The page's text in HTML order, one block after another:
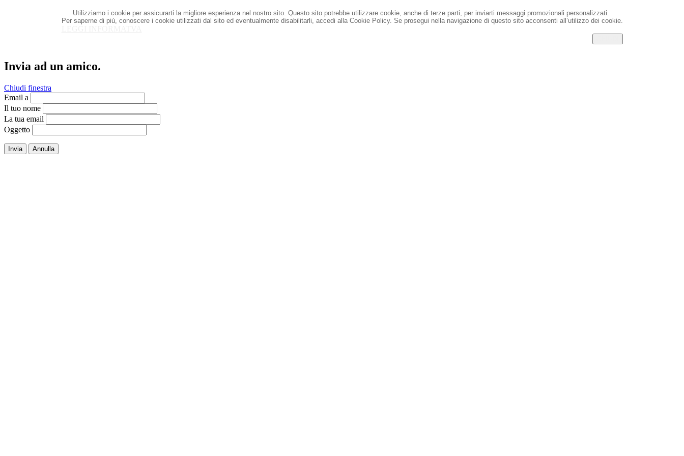
Utilizziamo i cookie per assicurarti la migliore esperienza nel nostro sito. Questo sito potrebbe utilizzare cookie, anche di terze parti, per inviarti messaggi promozionali personalizzati.
Per saperne di più, conoscere i cookie utilizzati dal sito ed eventualmente disabilitarli, accedi alla Cookie Policy. Se prosegui nella navigazione di questo sito acconsenti all’utilizzo dei cookie.
Invia ad un amico.
Chiudi finestra
Email a
Il tuo nome
La tua email
Oggetto
Invia Annulla